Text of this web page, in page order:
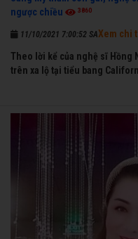
ngược chiều
3860
11/10/2021 7:00:52 SA
Theo lời kể của nghệ sĩ Hồng
trên xa lộ tại tiểu bang
Xem chi